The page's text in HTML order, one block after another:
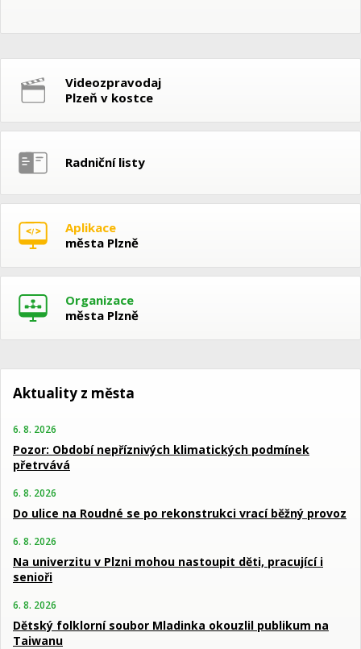
Videozpravodaj
Plzeň v kostce
Radniční listy
Aplikace
města Plzně
Organizace
města Plzně
Aktuality z města
6. 8. 2026
Pozor: Období nepříznivých klimatických podmínek
přetrvává
6. 8. 2026
Do ulice na Roudné se po rekonstrukci vrací běžný provoz
6. 8. 2026
Na univerzitu v Plzni mohou nastoupit děti, pracující i
senioři
6. 8. 2026
Dětský folklorní soubor Mladinka okouzlil publikum na
Taiwanu